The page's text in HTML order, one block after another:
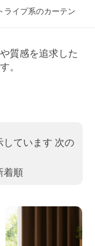
ライプ系のカーテン
質感を追求した
。
しています 次の
着順